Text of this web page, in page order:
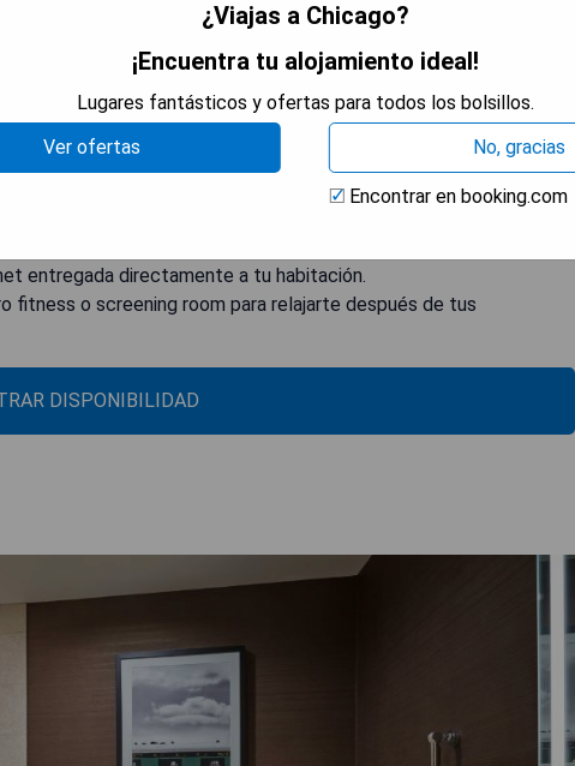
área de trabajo con un escritorio grande. También se
El hotel también ofrece servicio rápido de entrega gourmet
en el centro fitness abierto las 24 horas o relajarse viendo una
grandes y asientos íntimos frente a una pantalla gigante de
de una milla del Ambassador Chicago, parte del JdV by Hyatt.
conduciendo.
entregada directamente a tu habitación.
o screening room para relajarte después de tus
DISPONIBILIDAD
¿Viajas a Chicago?
¡Encuentra tu alojamiento ideal!
Lugares fantásticos y ofertas para todos los bolsillos.
Ver ofertas
No, gracias
Encontrar en booking.com